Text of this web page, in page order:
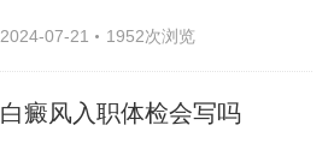
2024-07-21 1952次浏览
白癜风入职体检会写吗